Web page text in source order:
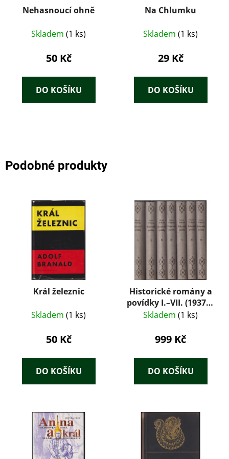
Nehasnoucí ohně
Skladem (1 ks)
50 Kč
DO KOŠÍKU
Na Chlumku
Skladem (1 ks)
29 Kč
DO KOŠÍKU
Podobné produkty
Král železnic
Skladem (1 ks)
50 Kč
DO KOŠÍKU
Historické romány a
povídky I.–VII. (1937) –
Václav Beneš
svazků, ilustrace
Skladem (1 ks)
999 Kč
DO KOŠÍKU